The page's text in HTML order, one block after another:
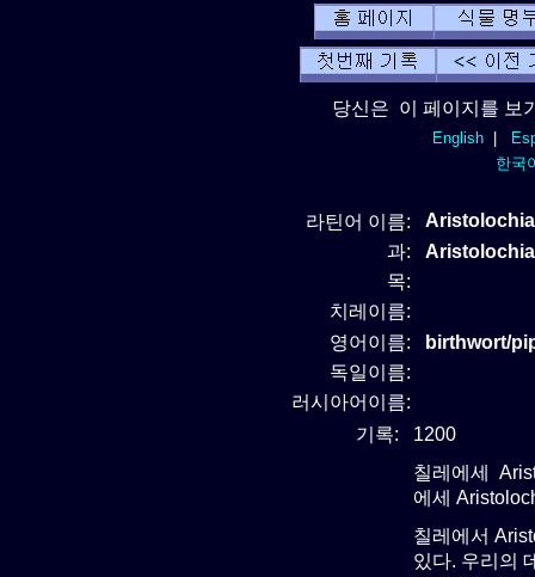
당신은 이 페이지를 보
English|
한국
라틴어 이름:
과:
목:
치레이름:
영어이름:
birthwort/
독일이름:
러시아어이름:
기록:
1200
칠레에세
에세
칠레에서
있다. 우리의